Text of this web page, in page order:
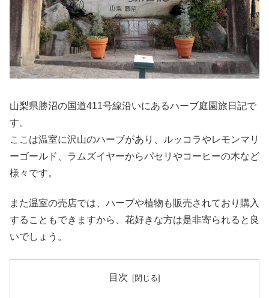
山梨県勝沼の国道411号線沿いにあるハーブ庭園旅日記で
す。
ここは温室に沢山のハーブがあり、ルッコラやレモンマリ
ーゴールド、ラムズイヤーからパセリやコーヒーの木など
様々です。
また温室の売店では、ハーブや植物も販売されており購入
することもできますから、花好きな方は是非寄られると良
いでしょう。
目次